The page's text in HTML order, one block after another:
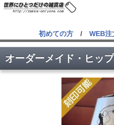
初めての方 / WEB注